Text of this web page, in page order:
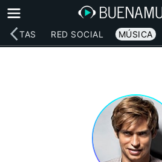
RED SOCIAL MÚSICA